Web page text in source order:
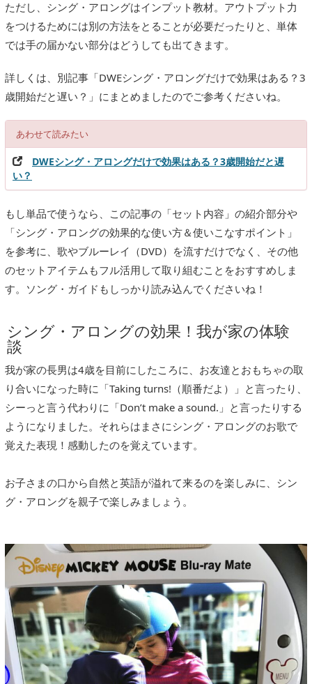
ただし、シング・アロングはインプット教材。アウトプット力
をつけるためには別の方法をとることが必要だったりと、単体
では手の届かない部分はどうしても出てきます。
詳しくは、別記事「DWEシング・アロングだけで効果はある？3
歳開始だと遅い？」にまとめましたのでご参考くださいね。
あわせて読みたい
DWEシング・アロングだけで効果はある？3歳開始だと遅
い？
もし単品で使うなら、この記事の「セット内容」の紹介部分や
「シング・アロングの効果的な使い方＆使いこなすポイント」
を参考に、歌やブルーレイ（DVD）を流すだけでなく、その他
のセットアイテムもフル活用して取り組むことをおすすめしま
す。ソング・ガイドもしっかり読み込んでくださいね！
シング・アロングの効果！我が家の体験
談
我が家の長男は4歳を目前にしたころに、お友達とおもちゃの取
り合いになった時に「Taking turns!（順番だよ）」と言ったり、
シーっと言う代わりに「Don’t make a sound.」と言ったりする
ようになりました。それらはまさにシング・アロングのお歌で
覚えた表現！感動したのを覚えています。
お子さまの口から自然と英語が溢れて来るのを楽しみに、シン
グ・アロングを親子で楽しみましょう。